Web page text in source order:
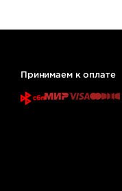
быть
Принимаем к оплате